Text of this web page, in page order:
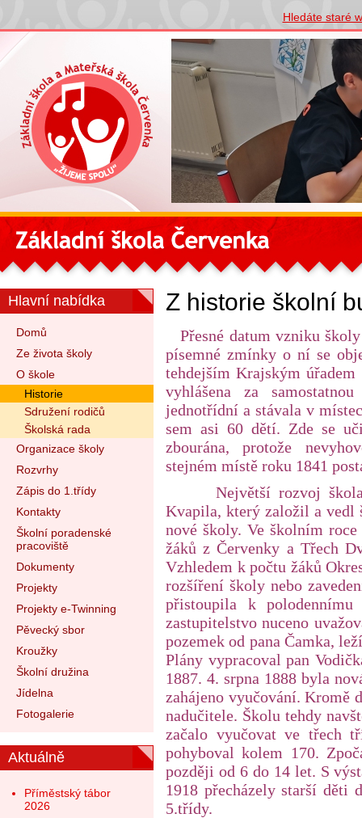
Hledáte staré
Hlavní nabídka
Domů
Ze života školy
O škole
Historie
Sdružení rodičů
Školská rada
Organizace školy
Rozvrhy
Zápis do 1.třídy
Kontakty
Školní poradenské
pracoviště
Dokumenty
Projekty
Projekty e-Twinning
Pěvecký sbor
Kroužky
Školní družina
Jídelna
Fotogalerie
Aktuálně
Příměstský tábor
2026
Z historie školní
Přesné datum vzniku
písemné zmínky o ní se
tehdejším Krajským
vyhlášena za
jednotřídní a stávala v
sem asi 60 dětí. Zde se
zbourána, protože
stejném místě roku 1841
Největší rozvoj škola
Kvapila, který založil a vedl
nové školy. Ve školním
žáků z Červenky a Třech
Vzhledem k počtu žáků
rozšíření školy nebo
přistoupila k
zastupitelstvo nuceno
pozemek od pana Čamka,
Plány vypracoval pan
1887. 4. srpna 1888 byla
zahájeno vyučování. Kromě
nadučitele. Školu tehdy
začalo vyučovat ve třech
pohyboval kolem 170.
později od 6 do 14 let. S
1918 přecházely starší děti
5.třídy.